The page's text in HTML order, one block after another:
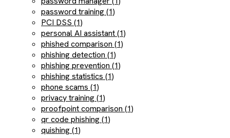
password training (1)
PCI DSS (1)
personal AI assistant (1)
phished comparison (1)
phishing detection (1)
phishing prevention (1)
phishing statistics (1)
phone scams (1)
privacy training (1)
proofpoint comparison (1)
qr code phishing (1)
quishing (1)